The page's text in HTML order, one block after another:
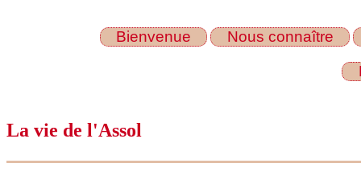
Bienvenue Nous connaître
La vie de l'Assol